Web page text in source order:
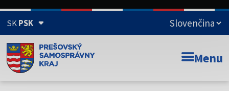
SKPSK
Doména psk.sk je oficiálna
Toto je oficiálna webová stránka Prešovského
Menu